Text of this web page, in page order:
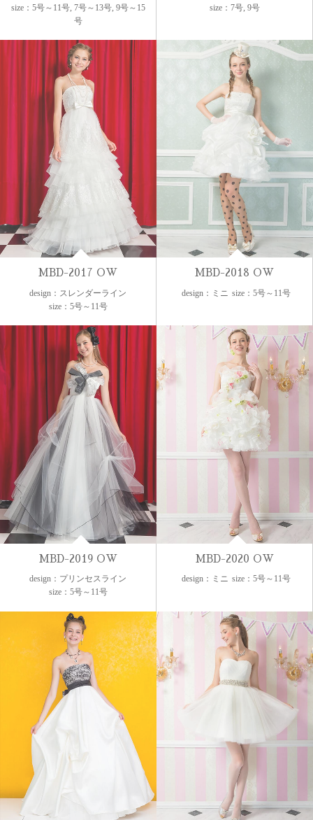
size：5号～11号, 7号～13号, 9号～15
号
size：7号, 9号
MBD-2017 OW
design：スレンダーライン
size：5号～11号
MBD-2018 OW
design：ミニ size：5号～11号
MBD-2019 OW
design：プリンセスライン
size：5号～11号
MBD-2020 OW
design：ミニ size：5号～11号